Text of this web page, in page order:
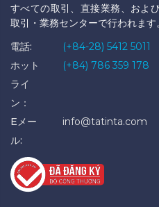
すべての取引、直接業務、およ
取引・業務センターで行われます。
電話:
(+84-28) 5412 5011
ホット
ライ
ン：
(+84) 786 359 178
Eメー
ル:
info@tatinta.com